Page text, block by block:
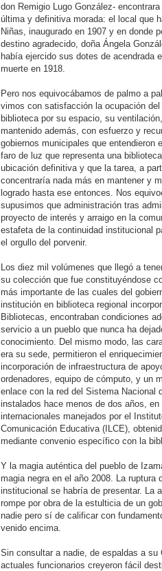
don Remigio Lugo González-
última y definitiva morada: el local que
Niñas, inaugurado en 1907 y en donde
destino agradecido, doña Ángela
había ejercido sus dotes de acendrada
muerte en 1918.
Pero nos equivocábamos de palmo a
vimos con satisfacción la ocupación
biblioteca por su espacio, su
mantenido además, con esfuerzo y
gobiernos municipales que entendieron
faro de luz que representa una
ubicación definitiva y que la tarea, a
concentraría nada más en mantener y
logrado hasta ese entonces. Nos
supusimos que administración tras
proyecto de interés y arraigo en la
estafeta de la continuidad institucional
el orgullo del porvenir.
Los diez mil volúmenes que llegó a
su colección que fue constituyéndose
más importante de las cuales del
institución en biblioteca regional
Bibliotecas, encontraban condiciones
servicio a un pueblo que nunca ha
conocimiento. Del mismo modo, las
era su sede, permitieron el
incorporación de infraestructura de
ordenadores, equipo de cómputo, y un
enlace con la red del Sistema Nacional
instalados hace menos de dos años,
internacionales manejados por el
Comunicación Educativa (ILCE),
mediante convenio específico con la
Y la magia auténtica del pueblo de
magia negra en el año 2008. La ruptura
institucional se habría de presentar. La
rompe por obra de la estulticia de un
nadie pero sí de calificar con
venido encima.
Sin consultar a nadie, de espaldas a su
actuales funcionarios creyeron fácil